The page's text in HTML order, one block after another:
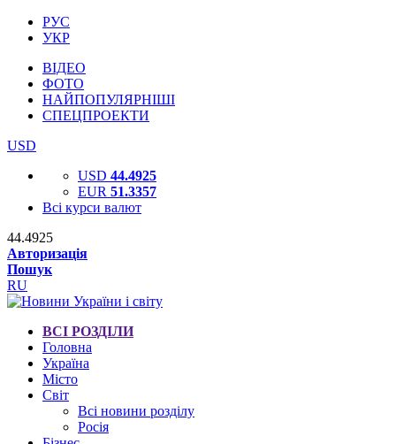
РУС
УКР
ВІДЕО
ФОТО
НАЙПОПУЛЯРНІШІ
СПЕЦПРОЕКТИ
USD
USD 44.4925
EUR 51.3357
Всі курси валют
44.4925
Авторизація
Пошук
RU
ВСІ РОЗДІЛИ
Головна
Україна
Місто
Світ
Всі новини розділу
Росія